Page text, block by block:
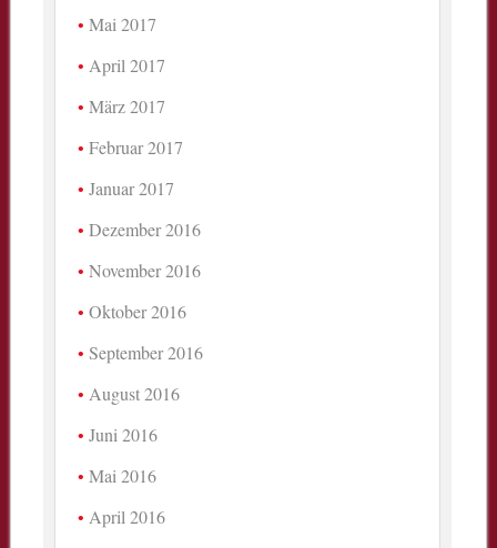
Mai 2017
April 2017
März 2017
Februar 2017
Januar 2017
Dezember 2016
November 2016
Oktober 2016
September 2016
August 2016
Juni 2016
Mai 2016
April 2016